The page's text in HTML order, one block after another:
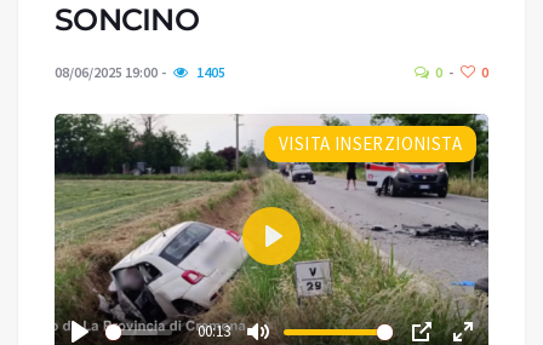
SONCINO
08/06/2025 19:00 1405 0 0
VISITA INSERZIONISTA
00:13
Play
01:37